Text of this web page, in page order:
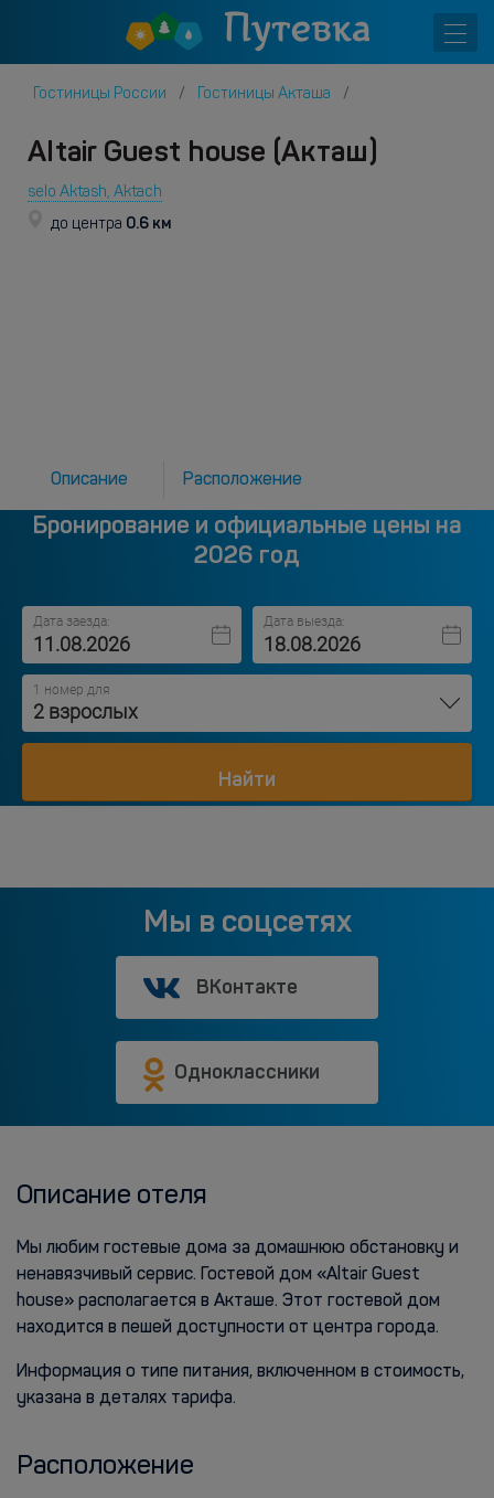
Гостиницы России Гостиницы Акташа
Altair Guest house (Акташ)
selo Aktash, Aktach
до центра 0.6 км
Описание Расположение
Бронирование и официальные цены на
2026 год
Дата заезда: Дата выезда:
1 номер для
2 взрослых
Найти
Мы в соцсетях
ВКонтакте
Одноклассники
Описание отеля
Мы любим гостевые дома за домашнюю обстановку и
ненавязчивый сервис. Гостевой дом «Altair Guest
house» располагается в Акташе. Этот гостевой дом
находится в пешей доступности от центра города.
Информация о типе питания, включенном в стоимость,
указана в деталях тарифа.
Расположение